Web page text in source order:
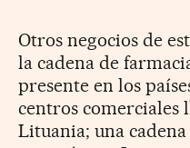
Otros negocios de
la cadena de
presente en los
centros comerciales
Lituania; una